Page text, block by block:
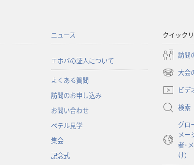
ニュース
エホバの証人について
よくある質問
訪問のお申し込み
お問い合わせ
ベテル見学
集会
記念式
クイック
訪問
大会
（新
し
タ
開
ビデ
検索
グロ
メー
者･
け）